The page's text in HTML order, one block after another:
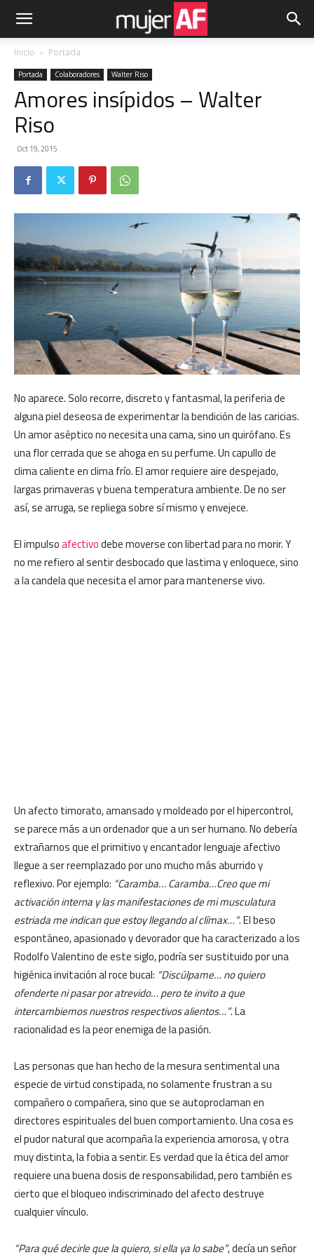
Inicio Portada
Portada Colaboradores Walter Riso
Amores insípidos – Walter
Riso
Oct 19, 2015
No aparece. Solo recorre, discreto y fantasmal, la periferia de
alguna piel deseosa de experimentar la bendición de las caricias.
Un amor aséptico no necesita una cama, sino un quirófano. Es
una flor cerrada que se ahoga en su perfume. Un capullo de
clima caliente en clima frío. El amor requiere aire despejado,
largas primaveras y buena temperatura ambiente. De no ser
así, se arruga, se repliega sobre sí mismo y envejece.
El impulsoafectivodebe moverse con libertad para no morir. Y
no me refiero al sentir desbocado que lastima y enloquece, sino
a la candela que necesita el amor para mantenerse vivo.
Un afecto timorato, amansado y moldeado por el hipercontrol,
se parece más a un ordenador que a un ser humano. No debería
extrañarnos que el primitivo y encantador lenguaje afectivo
llegue a ser reemplazado por uno mucho más aburrido y
reflexivo. Por ejemplo: “Caramba… Caramba…Creo que mi
activación interna y las manifestaciones de mi musculatura
estriada me indican que estoy llegando al clímax…”. El beso
espontáneo, apasionado y devorador que ha caracterizado a los
Rodolfo Valentino de este siglo, podría ser sustituido por una
higiénica invitación al roce bucal: “Discúlpame… no quiero
ofenderte ni pasar por atrevido… pero te invito a que
intercambiemos nuestros respectivos alientos…”. La
racionalidad es la peor enemiga de la pasión.
Las personas que han hecho de la mesura sentimental una
especie de virtud constipada, no solamente frustran a su
compañero o compañera, sino que se autoproclaman en
directores espirituales del buen comportamiento. Una cosa es
el pudor natural que acompaña la experiencia amorosa, y otra
muy distinta, la fobia a sentir. Es verdad que la ética del amor
requiere una buena dosis de responsabilidad, pero también es
cierto que el bloqueo indiscriminado del afecto destruye
cualquier vínculo.
“Para qué decirle que la quiero, si ella ya lo sabe”, decía un señor